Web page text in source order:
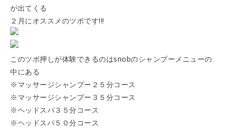
が出てくる
２月にオススメのツボです!!!
このツボ押しが体験できるのはsnobのシャンプーメニューの
中にある
※マッサージシャンプー２５分コース
※マッサージシャンプー３５分コース
※ヘッドスパ３５分コース
※ヘッドスパ５０分コース